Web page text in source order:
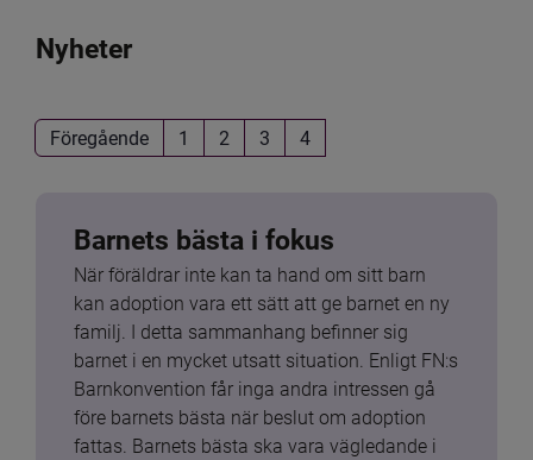
Nyheter
Föregående 1 2 3 4
Barnets bästa i fokus
När föräldrar inte kan ta hand om sitt barn
kan adoption vara ett sätt att ge barnet en ny
familj. I detta sammanhang befinner sig
barnet i en mycket utsatt situation. Enligt FN:s
Barnkonvention får inga andra intressen gå
före barnets bästa när beslut om adoption
fattas. Barnets bästa ska vara vägledande i